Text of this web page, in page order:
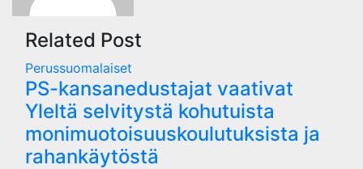
Related Post
Perussuomalaiset
PS-kansanedustajat vaativat
Yleltä selvitystä kohutuista
monimuotoisuuskoulutuksista ja
rahankäytöstä